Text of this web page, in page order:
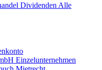
Dividenden Alle
Einzelunternehmen